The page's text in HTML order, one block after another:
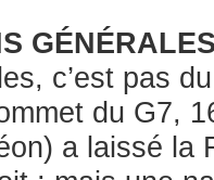
c’est pas
du G7,
a laissé la